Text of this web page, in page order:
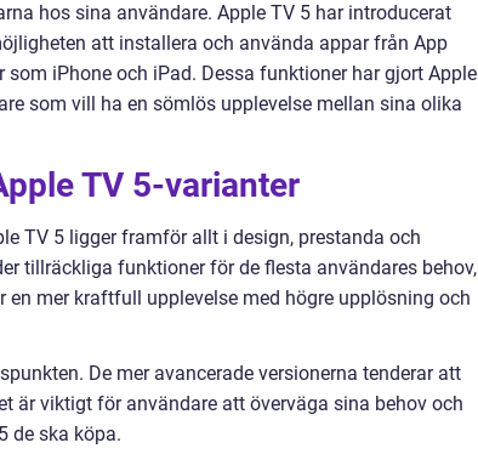
hos sina användare. Apple TV 5 har introducerat
att installera och använda appar från App
iPhone och iPad. Dessa funktioner har gjort Apple
som vill ha en sömlös upplevelse mellan sina olika
TV 5-varianter
TV 5 ligger framför allt i design, prestanda och
tillräckliga funktioner för de flesta användares behov,
en mer kraftfull upplevelse med högre upplösning och
De mer avancerade versionerna tenderar att
är viktigt för användare att överväga sina behov och
de ska köpa.